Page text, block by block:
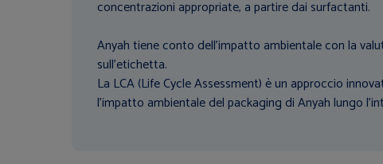
concentrazioni appropriate, a partire dai surfactanti.
Anyah tiene conto dell'impatto ambientale con la
sull'etichetta.
La LCA (Life Cycle Assessment) è un approccio
l'impatto ambientale del packaging di Anyah lungo